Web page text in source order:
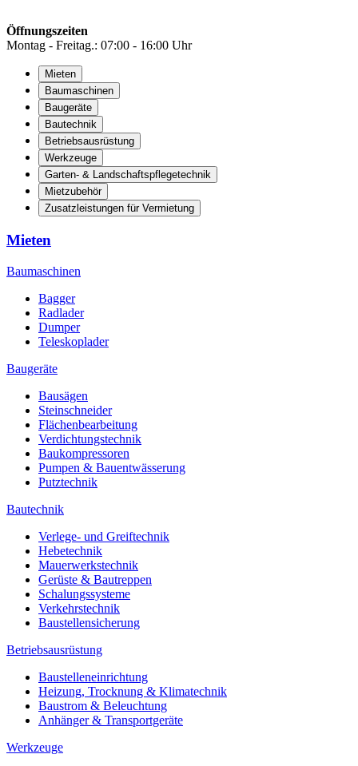
Öffnungszeiten
Montag - Freitag.: 07:00 - 16:00 Uhr
Mieten
Baumaschinen
Baugeräte
Bautechnik
Betriebsausrüstung
Werkzeuge
Garten- & Landschaftspflegetechnik
Mietzubehör
Zusatzleistungen für Vermietung
Mieten
Baumaschinen
Bagger
Radlader
Dumper
Teleskoplader
Baugeräte
Bausägen
Steinschneider
Flächenbearbeitung
Verdichtungstechnik
Baukompressoren
Pumpen & Bauentwässerung
Putztechnik
Bautechnik
Verlege- und Greiftechnik
Hebetechnik
Mauerwerkstechnik
Gerüste & Bautreppen
Schalungssysteme
Verkehrstechnik
Baustellensicherung
Betriebsausrüstung
Baustelleneinrichtung
Heizung, Trocknung & Klimatechnik
Baustrom & Beleuchtung
Anhänger & Transportgeräte
Werkzeuge